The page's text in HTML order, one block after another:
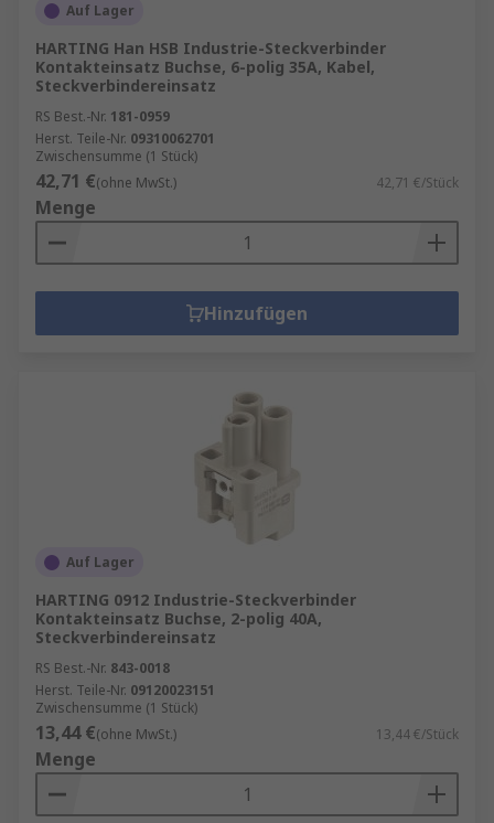
Auf Lager
HARTING Han HSB Industrie-Steckverbinder
Kontakteinsatz Buchse, 6-polig 35A, Kabel,
Steckverbindereinsatz
RS Best.-Nr. 181-0959
Herst. Teile-Nr. 09310062701
Zwischensumme (1 Stück)
42,71 €(ohne MwSt.) 42,71 €/Stück
Menge
Hinzufügen
Auf Lager
HARTING 0912 Industrie-Steckverbinder
Kontakteinsatz Buchse, 2-polig 40A,
Steckverbindereinsatz
RS Best.-Nr. 843-0018
Herst. Teile-Nr. 09120023151
Zwischensumme (1 Stück)
13,44 €(ohne MwSt.) 13,44 €/Stück
Menge